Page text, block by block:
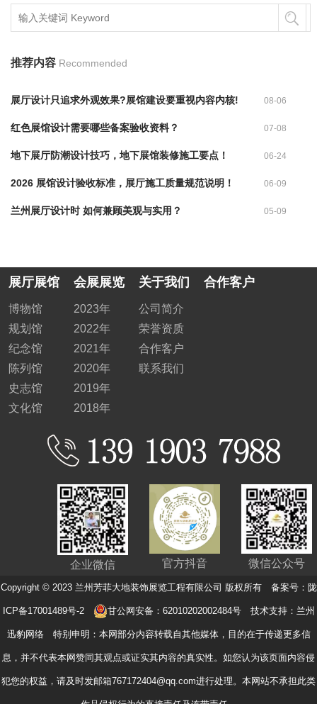
推荐内容 Recommended
展厅设计只追求外观效果?展馆建设要重视内容内核! 08-06
红色展馆设计需要哪些备案验收资料？ 07-08
地下展厅防潮设计技巧，地下展馆装修施工要点！ 06-24
2026 展馆设计验收标准，展厅施工质量规范说明！ 06-09
兰州展厅设计时 如何兼顾美观与实用？ 05-09
展厅展馆
博物馆
规划馆
纪念馆
陈列馆
史志馆
文化馆
会展展览
2023年
2022年
2021年
2020年
2019年
2018年
关于我们
公司简介
荣誉资质
合作客户
联系我们
合作客户
企业微信 官方抖音 微信公众号
Copyright © 2023 兰州芳菲大地装饰展览工程有限公司 版权所有 备案号： 陇
ICP备17001489号-2 甘公网安备：62010202002484号技术支持： 兰州
迅豹网络特别申明：本网部分内容转载自其他媒体，目的在于传递更多信
息，并不代表本网赞同其观点或证实其内容的真实性。如您认为该页面内容侵
犯您的权益，请及时发邮箱767172404@qq.com进行处理。本网站不承担此类